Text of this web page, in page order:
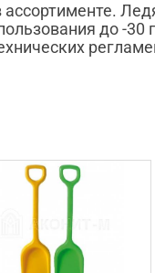
до -